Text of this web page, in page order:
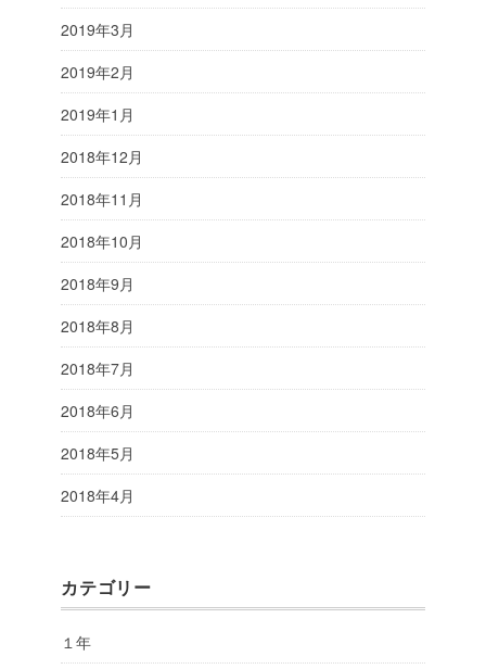
2019年3月
2019年2月
2019年1月
2018年12月
2018年11月
2018年10月
2018年9月
2018年8月
2018年7月
2018年6月
2018年5月
2018年4月
カテゴリー
１年